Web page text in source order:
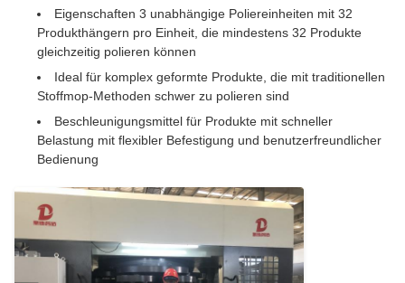
Eigenschaften 3 unabhängige Poliereinheiten mit 32
Produkthängern pro Einheit, die mindestens 32 Produkte
gleichzeitig polieren können
Ideal für komplex geformte Produkte, die mit traditionellen
Stoffmop-Methoden schwer zu polieren sind
Beschleunigungsmittel für Produkte mit schneller
Belastung mit flexibler Befestigung und benutzerfreundlicher
Bedienung